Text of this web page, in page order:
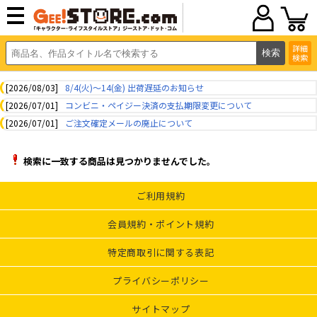
詳細
検索
[2026/08/03]
8/4(火)～14(金) 出荷遅延のお知らせ
[2026/07/01]
コンビニ・ペイジー決済の支払期限変更について
[2026/07/01]
ご注文確定メールの廃止について
検索に一致する商品は見つかりませんでした。
ご利用規約
会員規約・ポイント規約
特定商取引に関する表記
プライバシーポリシー
サイトマップ